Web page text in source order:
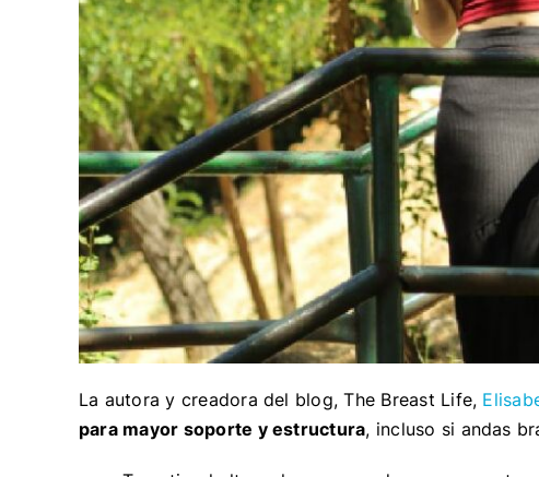
La autora y creadora del blog, The Breast Life,
para mayor soporte y estructura, incluso si andas